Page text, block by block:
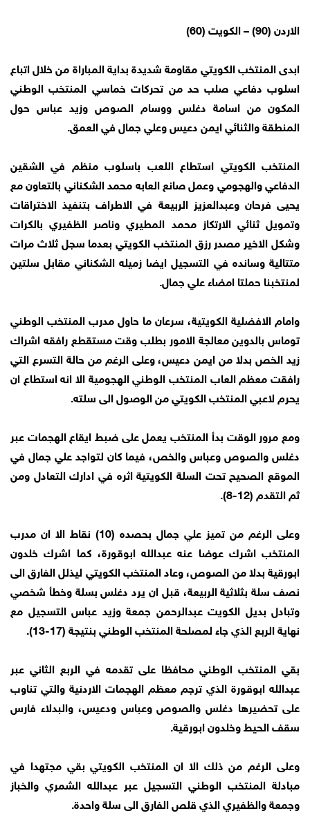
الاردن (90) – الكويت (60)
ابدى المنتخب الكويتي مقاومة شديدة بداية المباراة من خلال اتباع
اسلوب دفاعي صلب حد من تحركات خماسي المنتخب الوطني
المكون من اسامة دغلس ووسام الصوص وزيد عباس حول
المنطقة والثنائي ايمن دعيس وعلي جمال في العمق.
المنتخب الكويتي استطاع اللعب باسلوب منظم في الشقين
الدفاعي والهجومي وعمل صانع العابه محمد الشكناني بالتعاون مع
يحيى فرحان وعبدالعزيز الربيعة في الاطراف بتنفيذ الاختراقات
وتمويل ثنائي الارتكاز محمد المطيري وناصر الظفيري بالكرات
وشكل الاخير مصدر رزق المنتخب الكويتي بعدما سجل ثلاث مرات
متتالية وسانده في التسجيل ايضا زميله الشكناني مقابل سلتين
لمنتخبنا حملتا امضاء علي جمال.
وامام الافضلية الكويتية، سرعان ما حاول مدرب المنتخب الوطني
توماس بالدوين معالجة الامور بطلب وقت مستقطع رافقه اشراك
زيد الخص بدلا من ايمن دعيس، وعلى الرغم من حالة التسرع التي
رافقت معظم العاب المنتخب الوطني الهجومية الا انه استطاع ان
يحرم لاعبي المنتخب الكويتي من الوصول الى سلته.
ومع مرور الوقت بدأ المنتخب يعمل على ضبط ايقاع الهجمات عبر
دغلس والصوص وعباس والخص، فيما كان لتواجد علي جمال في
الموقع الصحيح تحت السلة الكويتية اثره في ادارك التعادل ومن
ثم التقدم (12-8).
وعلى الرغم من تميز علي جمال بحصده (10) نقاط الا ان مدرب
المنتخب اشرك عوضا عنه عبدالله ابوقورة، كما اشرك خلدون
ابورقية بدلا من الصوص، وعاد المنتخب الكويتي ليذلل الفارق الى
نصف سلة بثلاثية الربيعة، قبل ان يرد دغلس بسلة وخطأ شخصي
وتبادل بديل الكويت عبدالرحمن جمعة وزيد عباس التسجيل مع
نهاية الربع الذي جاء لمصلحة المنتخب الوطني بنتيجة (17-13).
بقي المنتخب الوطني محافظا على تقدمه في الربع الثاني عبر
عبدالله ابوقورة الذي ترجم معظم الهجمات الاردنية والتي تناوب
على تحضيرها دغلس والصوص وعباس ودعيس، والبدلاء فارس
سقف الحيط وخلدون ابورقية.
وعلى الرغم من ذلك الا ان المنتخب الكويتي بقي مجتهدا في
مبادلة المنتخب الوطني التسجيل عبر عبدالله الشمري والخباز
وجمعة والظفيري الذي قلص الفارق الى سلة واحدة.